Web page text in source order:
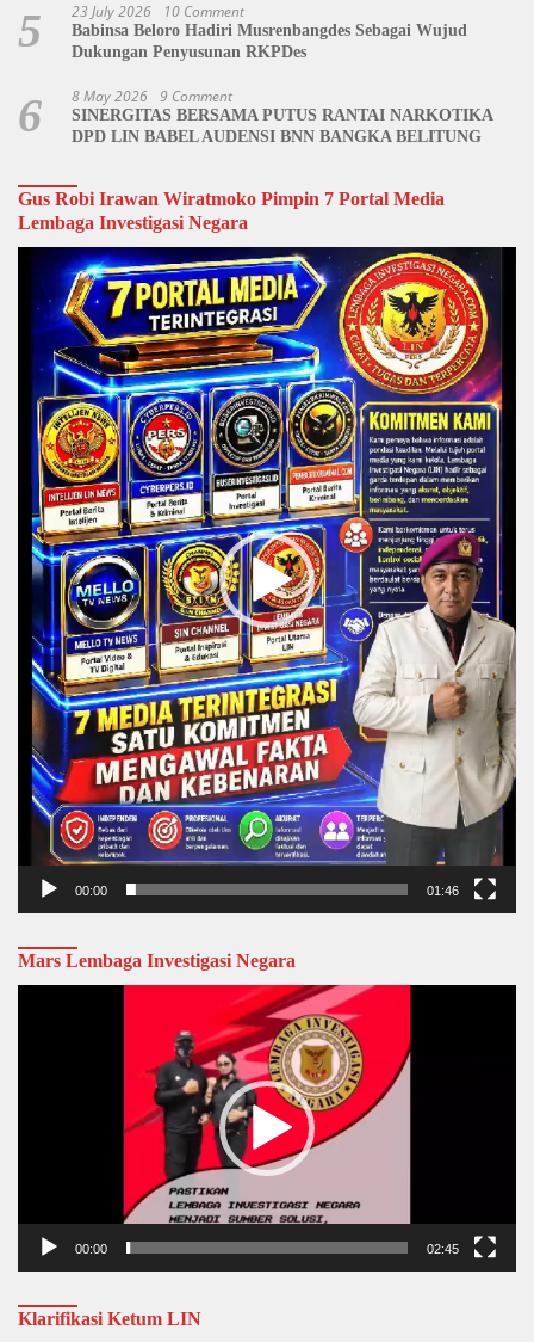
5 23 July 2026 10 Comment
Babinsa Beloro Hadiri Musrenbangdes Sebagai Wujud
Dukungan Penyusunan RKPDes
6 8 May 2026 9 Comment
SINERGITAS BERSAMA PUTUS RANTAI NARKOTIKA
DPD LIN BABEL AUDENSI BNN BANGKA BELITUNG
Gus Robi Irawan Wiratmoko Pimpin 7 Portal Media
Lembaga Investigasi Negara
Video
Player
00:00 01:46
Mars Lembaga Investigasi Negara
00:00 02:45
Klarifikasi Ketum LIN